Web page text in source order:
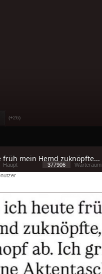
(+26)
früh mein Hemd zuknöpfte...
Haupt 377906
Warteraum